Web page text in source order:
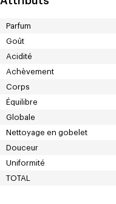
Parfum
Goût
Acidité
Achèvement
Corps
Équilibre
Globale
Nettoyage en gobelet
Douceur
Uniformité
TOTAL